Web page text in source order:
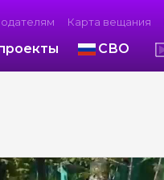
Карта вещания
СВО